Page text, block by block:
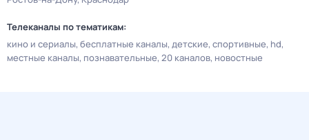
Телеканалы по тематикам:
кино и сериалы бесплатные каналы детские спортивные hd
местные каналы познавательные 20 каналов новостные